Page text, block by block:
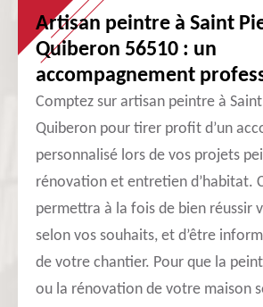
Artisan peintre à Saint
Quiberon 56510 : un
accompagnement
Comptez sur artisan peintre à
Quiberon pour tirer profit d’un
personnalisé lors de vos projets
rénovation et entretien d’habitat.
permettra à la fois de bien réussir
selon vos souhaits, et d’être
de votre chantier. Pour que la
ou la rénovation de votre maison